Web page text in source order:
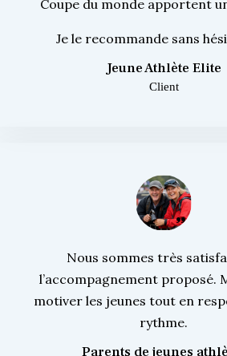
Coupe du monde apportent
Je le recommande sans
Jeune Athlète Elite
Client
Nous sommes très
l’accompagnement proposé.
motiver les jeunes tout en
rythme.
Parents de jeunes